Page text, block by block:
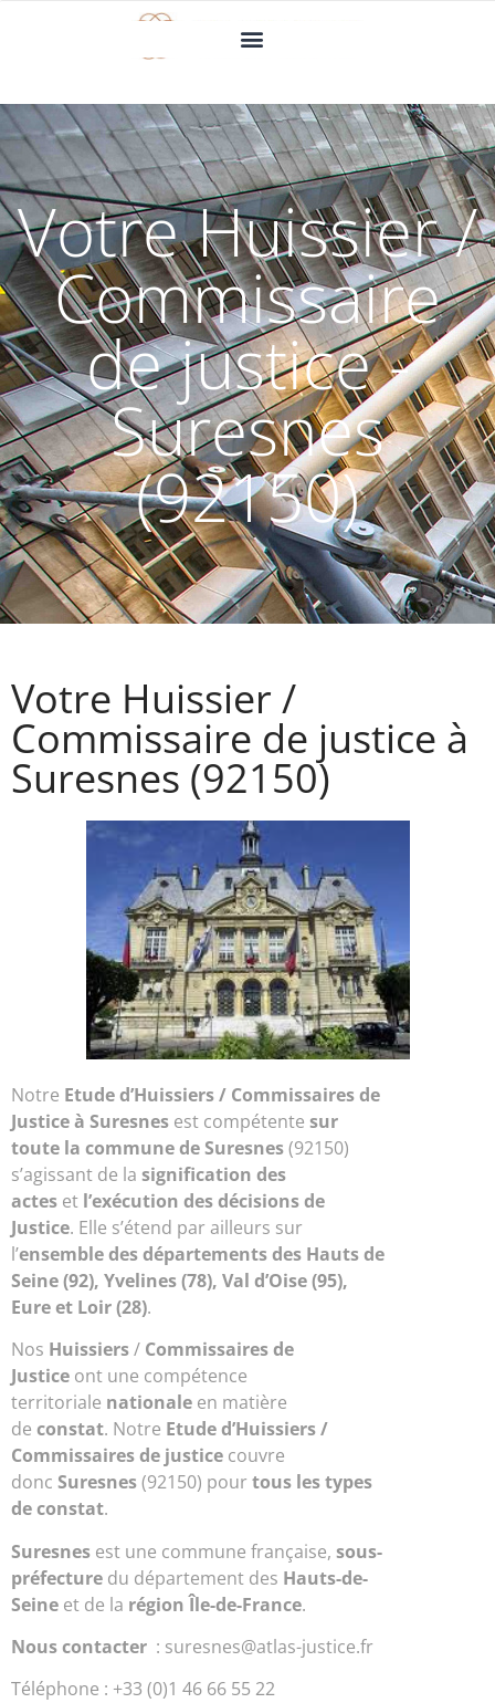
Votre Huissier /
Commissaire
de justice -
Suresnes
(92150)
Votre Huissier /
Commissaire de justice à
Suresnes (92150)
Notre Etude d’Huissiers / Commissaires de
Justice à Suresnes est compétente sur
toute la commune de Suresnes(92150)
s’agissant de la signification des
actes et l’exécution des décisions de
Justice. Elle s’étend par ailleurs sur
l’ensemble des départements des Hauts de
Seine (92), Yvelines (78), Val d’Oise (95),
Eure et Loir (28).
Nos Huissiers/ Commissaires de
Justice ont une compétence
territoriale nationale en matière
de constat. Notre Etude d’Huissiers /
Commissaires de justice couvre
donc Suresnes(92150) pour tous les types
de constat.
Suresnes est une commune française, sous-
préfecture du département des Hauts-de-
Seine et de la région Île-de-France.
Nous contacter : suresnes@atlas-justice.fr
Téléphone : +33 (0)1 46 66 55 22